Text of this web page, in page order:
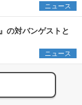
展者を募集ニュース
の対バンゲストと
ニュース